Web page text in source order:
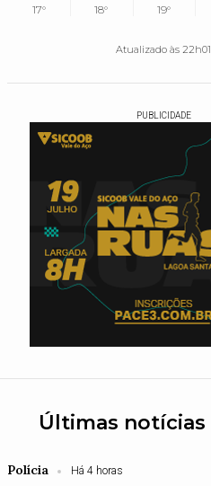
17°
18°
19°
Atualizado às 22h01
PUBLICIDADE
Últimas notícias
Polícia Há 4 horas